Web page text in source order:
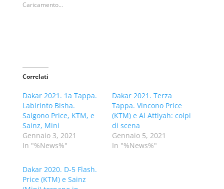
Caricamento...
Correlati
Dakar 2021. 1a Tappa.
Labirinto Bisha.
Salgono Price, KTM, e
Sainz, Mini
Gennaio 3, 2021
In "%News%"
Dakar 2021. Terza
Tappa. Vincono Price
(KTM) e Al Attiyah: colpi
di scena
Gennaio 5, 2021
In "%News%"
Dakar 2020. D-5 Flash.
Price (KTM) e Sainz